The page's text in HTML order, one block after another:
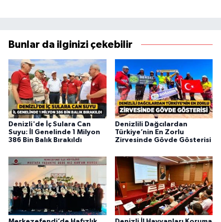
Bunlar da ilginizi çekebilir
Denizli'de İç Sulara Can
Suyu: İl Genelinde 1 Milyon
386 Bin Balık Bırakıldı
Denizlili Dağcılardan
Türkiye’nin En Zorlu
Zirvesinde Gövde Gösterisi